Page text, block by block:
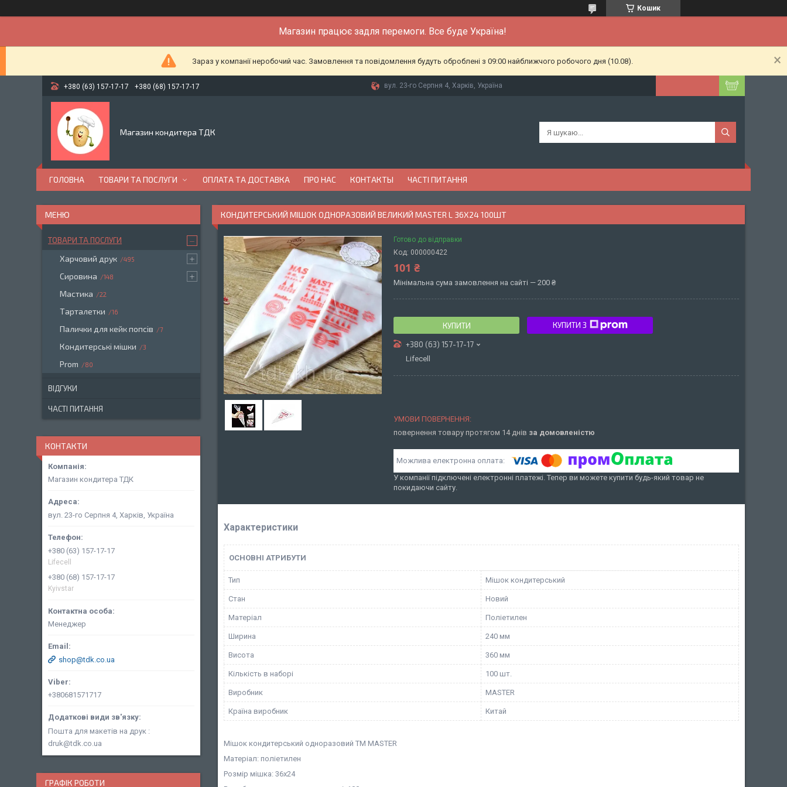
Кошик
Магазин працює задля перемоги. Все буде Україна!
Зараз у компанії неробочий час. Замовлення та повідомлення будуть оброблені з 09:00 найближчого робочого дня (10.08).
+380 (63) 157-17-17 +380 (68) 157-17-17 вул. 23-го Серпня 4, Харків, Україна
Магазин кондитера ТДК
ГОЛОВНА ТОВАРИ ТА ПОСЛУГИ ОПЛАТА ТА ДОСТАВКА ПРО НАС КОНТАКТЫ ЧАСТІ ПИТАННЯ
КОНДИТЕРСЬКИЙ МІШОК ОДНОРАЗОВИЙ ВЕЛИКИЙ MASTER L 36Х24 100ШТ
Готово до відправки
Код: 000000422
101 ₴
Мінімальна сума замовлення на сайті — 200 ₴
КУПИТИ КУПИТИ З
+380 (63) 157-17-17
Lifecell
повернення товару протягом 14 днів за домовленістю
У компанії підключені електронні платежі. Тепер ви можете купити будь-який товар не
покидаючи сайту.
Характеристики
ОСНОВНІ АТРИБУТИ
Тип Мішок кондитерський
Стан Новий
Матеріал Поліетилен
Ширина 240 мм
Висота 360 мм
Кількість в наборі 100 шт.
Виробник MASTER
Країна виробник Китай
Мішок кондитерський одноразовий ТМ MASTER
Матеріал: поліетилен
Розмір мішка: 36х24
ТОВАРИ ТА ПОСЛУГИ
Харчовий друк 495
Сировина 148
Мастика 22
Тарталетки 16
Палички для кейк попсів 7
Кондитерські мішки 3
Prom 80
ВІДГУКИ
ЧАСТІ ПИТАННЯ
КОНТАКТИ
Магазин кондитера ТДК
вул. 23-го Серпня 4, Харків, Україна
+380 (63) 157-17-17
Lifecell
+380 (68) 157-17-17
Kyivstar
Менеджер
shop@tdk.co.ua
+380681571717
Пошта для макетів на друк
druk@tdk.co.ua
ГРАФІК РОБОТИ